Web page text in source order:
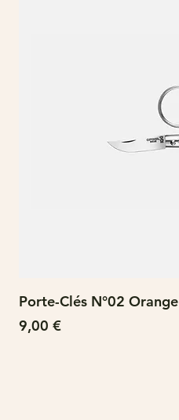
Porte-Clés N°02 Orange
Prix
9,00 €